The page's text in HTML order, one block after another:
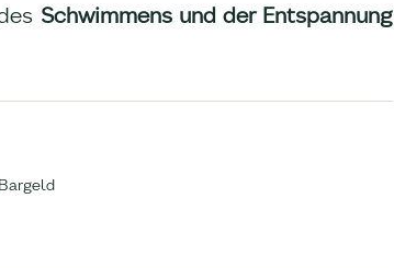
Schwimmens und der Entspannung
Bargeld